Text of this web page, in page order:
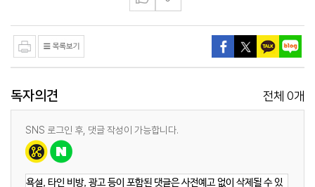
독자의견 전체 0개
SNS 로그인 후, 댓글 작성이 가능합니다.